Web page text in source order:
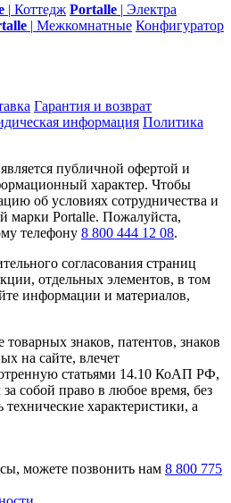
| Коттедж Portalle | Электра
| Межкомнатные Конфигуратор
Гарантия и возврат
информация Политика
публичной офертой и
характер. Чтобы
об условиях сотрудничества и
марки Portalle. Пожалуйста,
телефону 8 800 444 12 08.
согласования страниц
отдельных элементов, в том
информации и материалов,
знаков, патентов, знаков
на сайте, влечет
статьями 14.10 КоАП РФ,
собой право в любое время, без
характеристики, а
можете позвонить нам 8 800 775